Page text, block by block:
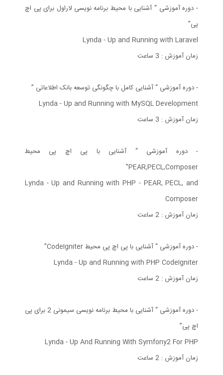
- دوره آموزشی “ آشنایی با محیط برنامه نویسی لاراول برای پی اچ
پی”
Lynda - Up and Running with Laravel
زمان آموزش : 3 ساعت
- دوره آموزشی “ آشنایی کامل با چگونگی توسعه بانک اطلاعاتی ”
Lynda - Up and Running with MySQL Development
زمان آموزش : 3 ساعت
- دوره آموزشی “ آشنایی با پی اچ پی محیط
PEAR,PECL,Composer”
Lynda - Up and Running with PHP - PEAR, PECL, and
Composer
زمان آموزش : 2 ساعت
- دوره آموزشی “ آشنایی با پی اچ پی محیط CodeIgniter”
Lynda - Up and Running with PHP CodeIgniter
زمان آموزش : 2 ساعت
- دوره آموزشی “ آشنایی با محیط برنامه نویسی سیمونی 2 برای پی
اچ پی”
Lynda - Up And Running With Symfony2 For PHP
زمان آموزش : 2 ساعت